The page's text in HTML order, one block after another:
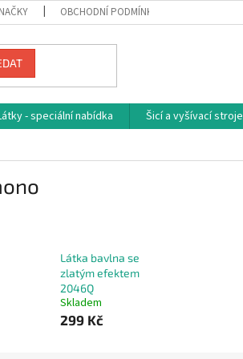
OBCHODNÍ PODMÍNKY
- speciální nabídka Šicí a vyšívací stroje
Látka bavlna se
zlatým efektem
2046Q
Skladem
299 Kč